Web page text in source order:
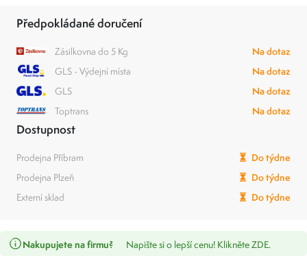
Předpokládané doručení
Zásilkovna do 5 Kg
Na dotaz
GLS - Výdejní místa
Na dotaz
GLS
Na dotaz
Toptrans
Na dotaz
Dostupnost
Prodejna Příbram
Do týdne
Prodejna Plzeň
Do týdne
Externí sklad
Do týdne
Nakupujete na firmu? Napište si o lepší cenu! Klikněte ZDE.